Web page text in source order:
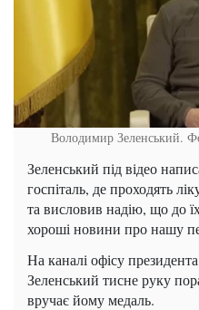
Володимир Зеленський.
Зеленський під відео
госпіталь, де проходять
та висловив надію, що до
хороші новини про нашу
На каналі офісу
Зеленський тисне руку
вручає йому медаль.